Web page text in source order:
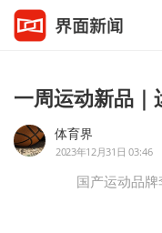
一周运动新品
体育界
2023年12月31日 03:46
国产运动品牌